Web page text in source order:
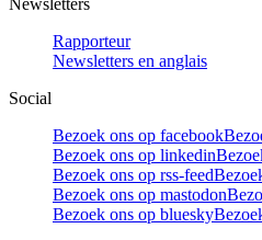
Rapporteur
Newsletters en anglais
Social
Bezoek ons op facebook
Bezoek ons op linkedin
Bezoek ons op rss-feed
Bezoek ons op mastodon
Bezoek ons op bluesky